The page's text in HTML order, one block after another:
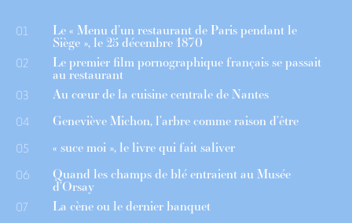
01 Le « Menu d’un restaurant de Paris pendant le
Siège », le 25 décembre 1870
02 Le premier film pornographique français se passait
au restaurant
03 Au cœur de la cuisine centrale de Nantes
04 Geneviève Michon, l’arbre comme raison d’être
05 « suce moi », le livre qui fait saliver
06 Quand les champs de blé entraient au Musée
d’Orsay
07 La cène ou le dernier banquet